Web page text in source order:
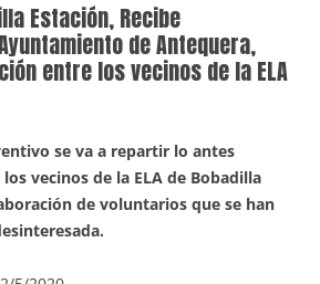
Estación, Recibe
de Antequera,
entre los vecinos de la ELA
se va a repartir lo antes
vecinos de la ELA de Bobadilla
de voluntarios que se han